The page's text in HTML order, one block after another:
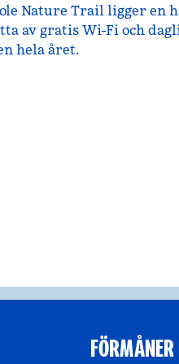
Nature Trail ligger en
av gratis Wi-Fi och
hela året.